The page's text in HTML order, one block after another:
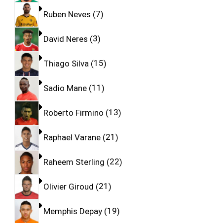
Ruben Neves 7
David Neres 3
Thiago Silva 15
Sadio Mane 11
Roberto Firmino 13
Raphael Varane 21
Raheem Sterling 22
Olivier Giroud 21
Memphis Depay 19